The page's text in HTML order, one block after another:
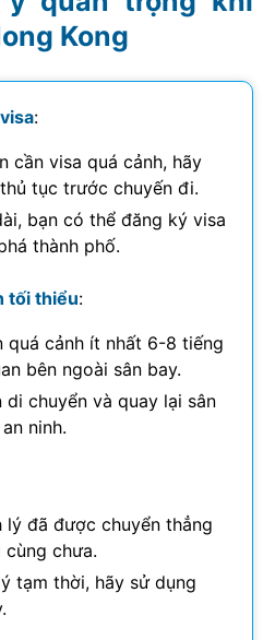
Kong
:
cần visa quá cảnh, hãy
tục trước chuyến đi.
bạn có thể đăng ký visa
thành phố.
tối thiểu:
quá cảnh ít nhất 6-8 tiếng
bên ngoài sân bay.
chuyển và quay lại sân
ninh.
lý đã được chuyển thẳng
chưa.
tạm thời, hãy sử dụng